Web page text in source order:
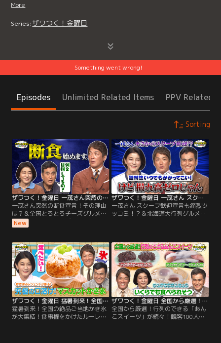
More
Series:ザワつく！金曜日
Something went wrong!
Episodes Unlimited Related Items PPV Related
Sorting
ザワつく！金曜日 一茂さん突然の断食宣言！その理由は？＆全国とろとろチーズグルメをかけてダーツ対決再び！（2026/07/31放送分）
一茂さん突然の断食宣言！その理由
は？＆全国とろとろチーズグルメを
かけてダーツ対決再び！／※都合
上、一部映像をご覧いただけない場
今回は、丸鶏を10時間煮込んだ究極
の薬膳鍋が登場！その絶品グルメを
前に、なんと一茂が、健康のため
に“ある過酷な決断”をしたことを告
白！
New
ザワつく！金曜日 一茂さん スクープ歓迎宣言も痛烈ツッコミ！？＆北海道大行列グルメをかけてダーツ対決（2026/07/24放送分）
一茂さん スクープ歓迎宣言も痛烈ツ
ッコミ！？＆北海道大行列グルメを
わりクイズ】 精密部品メーカーが15
年の歳月をかけて生み出した“ある
モノ”や、 希少な素材を使い、数万
本に1本の品質を追求する“ある道
具”の製造工程で クイズを出題！
ザワつく！金曜日 猛暑到来！全国の絶品ご当地かき氷が大集結！食事権をかけたルーレットで大盛り上がり（2026/07/17放送分）
猛暑到来！全国の絶品ご当地かき氷
が大集結！食事権をかけたルーレッ
ザワつく！金曜日 全国から厳選！行列のできる「あんこスイーツ」が続々！観客100人が食べたいのはどれ？（2026/07/10放送分）
全国から厳選！行列のできる「あん
こスイーツ」が続々！観客100人が